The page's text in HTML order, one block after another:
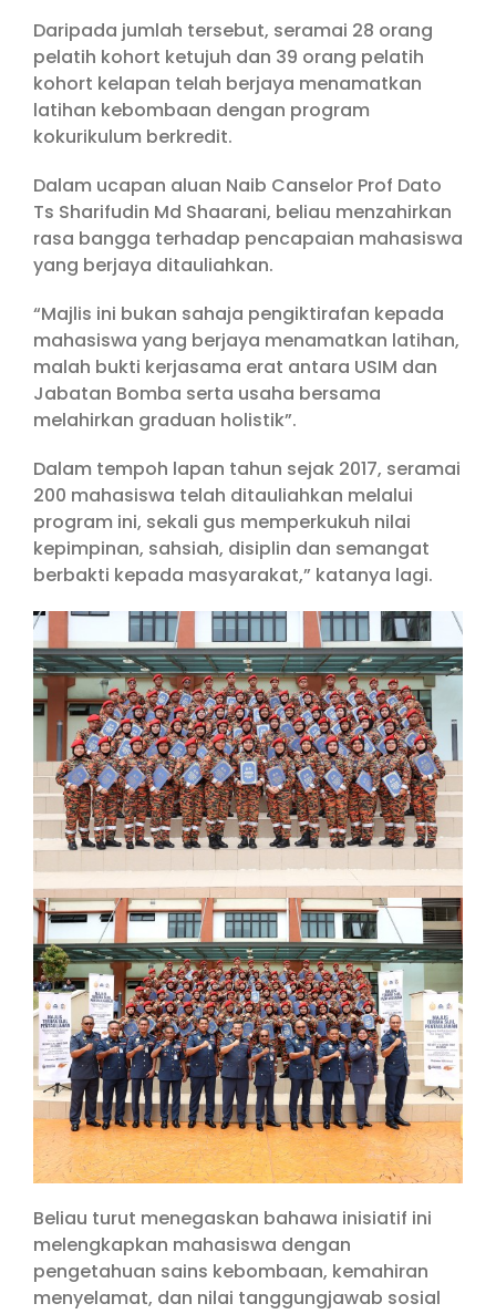
Daripada jumlah tersebut, seramai 28 orang
pelatih kohort ketujuh dan 39 orang pelatih
kohort kelapan telah berjaya menamatkan
latihan kebombaan dengan program
kokurikulum berkredit.
Dalam ucapan aluan Naib Canselor Prof Dato
Ts Sharifudin Md Shaarani, beliau menzahirkan
rasa bangga terhadap pencapaian mahasiswa
yang berjaya ditauliahkan.
“Majlis ini bukan sahaja pengiktirafan kepada
mahasiswa yang berjaya menamatkan latihan,
malah bukti kerjasama erat antara USIM dan
Jabatan Bomba serta usaha bersama
melahirkan graduan holistik”.
Dalam tempoh lapan tahun sejak 2017, seramai
200 mahasiswa telah ditauliahkan melalui
program ini, sekali gus memperkukuh nilai
kepimpinan, sahsiah, disiplin dan semangat
berbakti kepada masyarakat,” katanya lagi.
Beliau turut menegaskan bahawa inisiatif ini
melengkapkan mahasiswa dengan
pengetahuan sains kebombaan, kemahiran
menyelamat, dan nilai tanggungjawab sosial